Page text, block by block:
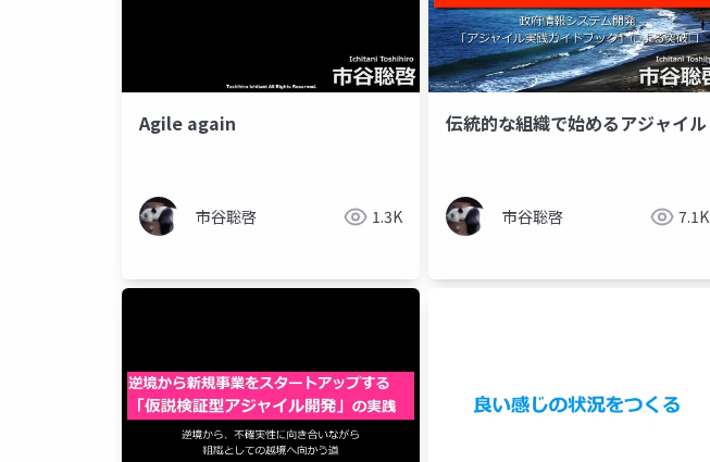
Agile again
市谷聡啓 1.3K
伝統的な組織で始めるアジャイル
市谷聡啓 7.1K